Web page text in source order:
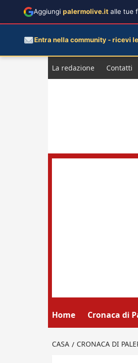
La redazione Contatti
Home Cronaca di
CASA CRONACA DI
Aggiungi palermolive.it alle tue
Entra nella community - ricevi